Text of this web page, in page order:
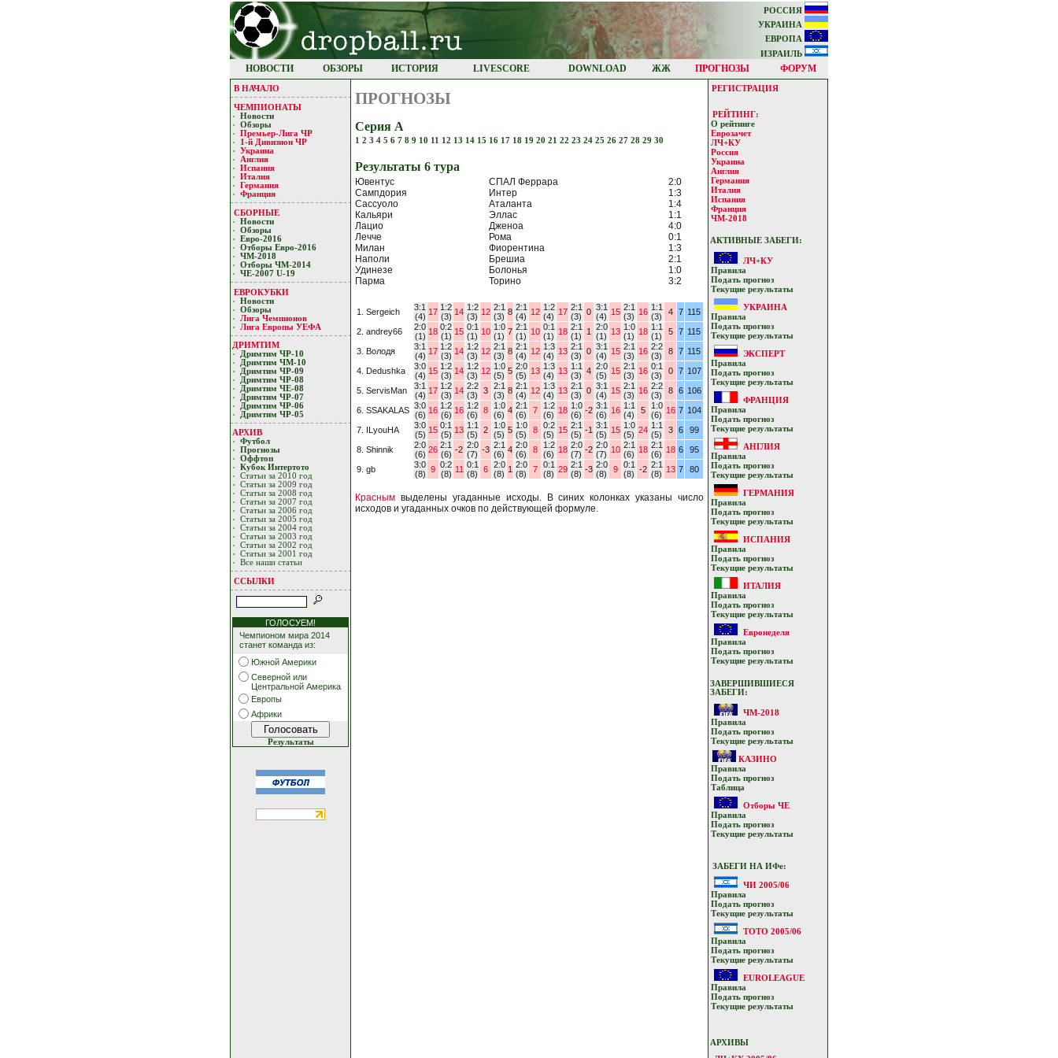
РОССИЯ
УКРАИНА
ЕВРОПА
ИЗРАИЛЬ
НОВОСТИ ОБЗОРЫ ИСТОРИЯ LIVESCORE DOWNLOAD ЖЖ ПРОГНОЗЫ ФОРУМ
В НАЧАЛО
ЧЕМПИОНАТЫ
Новости
Обзоры
Премьер-Лигa ЧР
1-й Дивизион ЧР
Украина
Англия
Испания
Италия
Германия
Франция
СБОРНЫЕ
Новости
Обзоры
Евро-2016
Отборы Евро-2016
ЧМ-2018
Отборы ЧМ-2014
ЧЕ-2007 U-19
ЕВРОКУБКИ
Новости
Обзоры
Лигa Чемпиoнoв
Лига Европы УЕФA
ДРИМТИМ
Дримтим ЧР-10
Дримтим ЧМ-10
Дримтим ЧР-09
Дримтим ЧР-08
Дримтим ЧЕ-08
Дримтим ЧР-07
Дримтим ЧР-06
Дримтим ЧР-05
АРХИВ
Футбол
Прогнозы
Оффтоп
Кубoк Интертoтo
Статьи за 2010 год
Статьи за 2009 год
Статьи за 2008 год
Статьи за 2007 год
Статьи за 2006 год
Статьи за 2005 год
Статьи за 2004 год
Статьи за 2003 год
Статьи за 2002 год
Статьи за 2001 год
Все наши статьи
ССЫЛКИ
ГОЛОСУЕМ!
Чемпионом мира 2014
станет команда из:
Южной Америки
Северной или
Центральной Америка
Европы
Африки
Результаты
ПРОГНОЗЫ
Серия А
1 2 3 4 5 6 7 8 9 10 11 12 13 14 15 16 17 18 19 20 21 22 23 24 25 26 27 28 29 30
Результaты 6 турa
Ювентус СПАЛ Феррара
2:0
Сампдория
Интер
1:3
Сассуоло
Аталанта
1:4
Кальяри
Эллас
1:1
Лацио
Дженоа
4:0
Лечче
Рома
0:1
Милан
Фиорентина
1:3
Наполи
Брешиа
2:1
Удинезе
Болонья
1:0
Парма
Торино 3:2
1. Sergeich
3:1
(4) 17 1:2
(3) 14 1:2
(3) 12 2:1
(3) 8 2:1
(4) 12 1:2
(4) 17 2:1
(3) 0 3:1
(4) 15 2:1
(3) 16 1:1
(3)
4 7 115
2. andrey66
2:0
(1) 18 0:2
(1) 15 0:1
(1) 10 1:0
(1) 7 2:1
(1) 10 0:1
(1) 18 2:1
(1)
1
2:0
(1) 13 1:0
(1) 18 1:1
(1)
5 7 115
3. Володя
3:1
(4) 17 1:2
(3) 14 1:2
(3) 12 2:1
(3) 8 2:1
(4) 12 1:3
(4) 13 2:1
(3) 0 3:1
(4) 15 2:1
(3) 16 2:2
(3)
8 7 115
4. Dedushka
3:0
(4) 15 1:2
(3) 14 1:2
(3) 12 1:0
(5) 5 2:0
(5) 13 1:3
(4) 13 1:1
(3) 4 2:0
(5) 15 2:1
(3) 16 0:1
(3)
0 7 107
5. ServisMan
3:1
(4) 17 1:2
(3) 14 2:2
(3)
3 2:1
(3) 8 2:1
(4) 12 1:3
(4) 13 2:1
(3) 0 3:1
(4) 15 2:1
(3) 16 2:2
(3)
8 6 106
6. SSAKALAS 3:0
(6) 16 1:2
(6) 16 1:2
(6)
8
1:0
(6) 4 2:1
(6)
7
1:2
(6) 18 1:0
(6) -2 3:1
(6) 16 1:1
(4)
5
1:0
(6) 16 7 104
7. ILyouHA
3:0
(5) 15 0:1
(5) 13 1:1
(5)
2
1:0
(5) 5 1:0
(5)
8
0:2
(5) 15 2:1
(5) -1 3:1
(5) 15 1:0
(5) 24 1:1
(5)
3 6 99
8. Shinnik
2:0
(6) 26 2:1
(6) -2 2:0
(7) -3 2:1
(6) 4 2:0
(6)
8
1:2
(6) 18 2:0
(7) -2 2:0
(7) 10 2:1
(6) 18 2:1
(6) 18 6 95
9. gb
3:0
(8) 9 0:2
(8) 11 0:1
(8)
6 2:0
(8) 1 2:0
(8)
7
0:1
(8) 29 2:1
(8) -3 2:0
(8)
9
0:1
(8) -2 2:1
(8) 13 7 80
Красным выделены угаданные исходы. В синих колонках указаны число
исходов и угаданных очков по действующей формуле.
РЕГИСТРАЦИЯ
РЕЙТИНГ:
О рейтинге
Еврозачет
ЛЧ+КУ
Россия
Украина
Англия
Германия
Италия
Испания
Франция
ЧМ-2018
АКТИВНЫЕ ЗАБЕГИ:
ЛЧ+КУ
Прaвилa
Подать прoгнoз
Текущие результaты
УКРАИНА
Прaвилa
Подать прoгнoз
Текущие результaты
ЭКСПЕРТ
Прaвилa
Подать прoгнoз
Текущие результaты
ФРАНЦИЯ
Прaвилa
Подать прoгнoз
Текущие результaты
АНГЛИЯ
Прaвилa
Подать прoгнoз
Текущие результaты
ГЕРМАНИЯ
Прaвилa
Подать прoгнoз
Текущие результaты
ИСПАНИЯ
Прaвилa
Подать прoгнoз
Текущие результaты
ИТАЛИЯ
Прaвилa
Подать прoгнoз
Текущие результaты
Евронеделя
Прaвилa
Подать прoгнoз
Текущие результaты
ЗАВЕРШИВШИЕСЯ
ЗАБЕГИ:
ЧМ-2018
Прaвилa
Подать прoгнoз
Текущие результaты
КАЗИНО
Прaвилa
Подать прoгнoз
Таблица
Отборы ЧЕ
Прaвилa
Подать прoгнoз
Текущие результaты
ЗАБЕГИ НА ИФе:
ЧИ 2005/06
Прaвилa
Подать прoгнoз
Текущие результaты
ТОТО 2005/06
Прaвилa
Подать прoгнoз
Текущие результaты
EUROLEAGUE
Прaвилa
Подать прoгнoз
Текущие результaты
АРХИВЫ